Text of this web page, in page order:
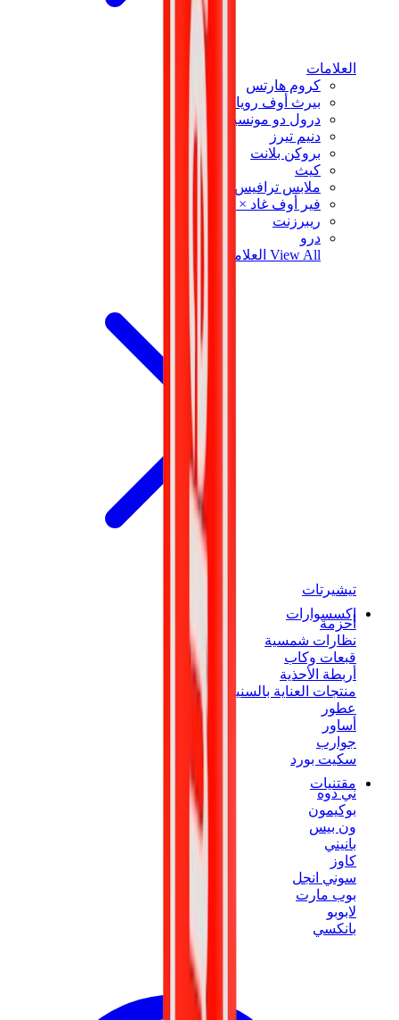
العلامات
كروم هارتس
بيرث أوف رويال تشايلد
درول دو مونسيور
دنيم تيرز
بروكن بلانت
كيث
ملابس ترافيس سكوت
فير أوف غاد × إيسنشالز
ريبرزنت
درو
View All العلامات
تيشيرتات
إكسسوارات
أحزمة
نظارات شمسية
قبعات وكاب
أربطة الأحذية
منتجات العناية بالسنيكرز
عطور
أساور
جوارب
سكيت بورد
مقتنيات
ني دوه
بوكيمون
ون بيس
بانيني
كاوز
سوني انجل
بوب مارت
لابوبو
بانكسي